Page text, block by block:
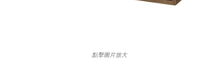
點擊圖片放大